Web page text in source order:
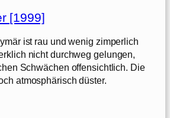
[1999]
ist rau und wenig zimperlich
nicht durchweg gelungen,
Schwächen offensichtlich. Die
atmosphärisch düster.